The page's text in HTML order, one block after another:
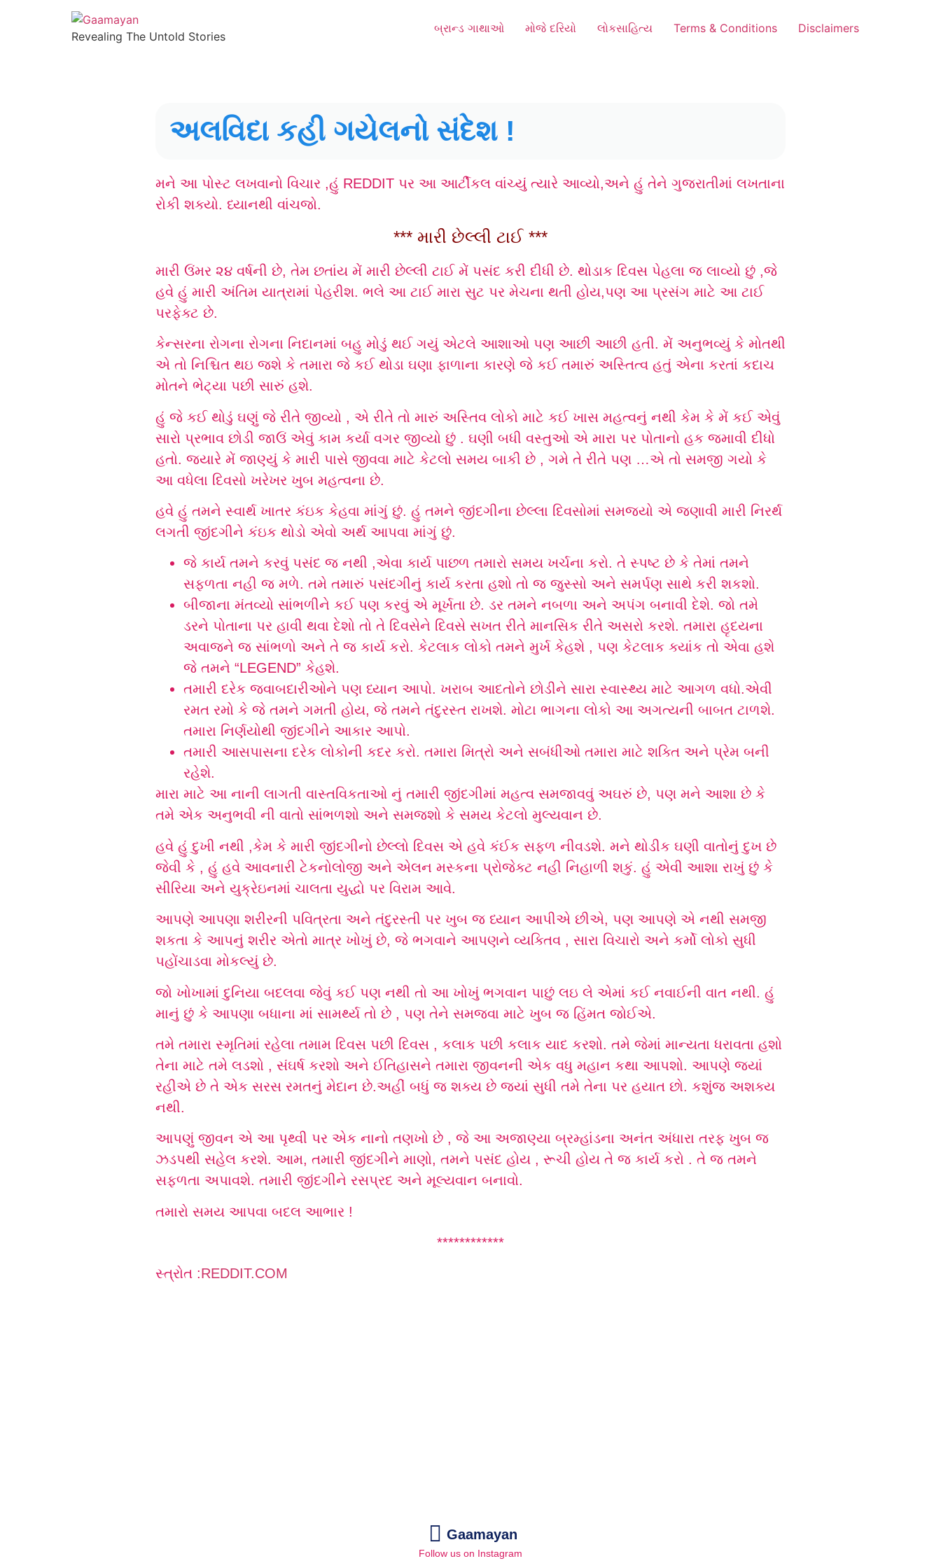
Revealing The Untold Stories
બ્રાન્ડ ગાથાઓ મોજે દરિયો લોકસાહિત્ય Terms & Conditions Disclaimers
અલવિદા કહી ગયેલનો સંદેશ !
મને આ પોસ્ટ લખવાનો વિચાર ,હું REDDIT પર આ આર્ટીકલ વાંચ્યું ત્યારે આવ્યો,અને હું તેને ગુજરાતીમાં લખતાના
રોકી શક્યો. ધ્યાનથી વાંચજો.
*** મારી છેલ્લી ટાઈ ***
મારી ઉંમર ૨૪ વર્ષની છે, તેમ છતાંય મેં મારી છેલ્લી ટાઈ મેં પસંદ કરી દીધી છે. થોડાક દિવસ પેહલા જ લાવ્યો છું ,જે
હવે હું મારી અંતિમ યાત્રામાં પેહરીશ. ભલે આ ટાઈ મારા સુટ પર મેચના થતી હોય,પણ આ પ્રસંગ માટે આ ટાઈ
પરફેક્ટ છે.
કેન્સરના રોગના રોગના નિદાનમાં બહુ મોડું થઈ ગયું એટલે આશાઓ પણ આછી આછી હતી. મેં અનુભવ્યું કે મોતથી
એ તો નિશ્ચિત થઇ જશે કે તમારા જે કઈ થોડા ઘણા ફાળાના કારણે જે કઈ તમારું અસ્તિત્વ હતું એના કરતાં કદાચ
મોતને ભેટ્યા પછી સારું હશે.
હું જે કઈ થોડું ઘણું જે રીતે જીવ્યો , એ રીતે તો મારું અસ્તિવ લોકો માટે કઈ ખાસ મહત્વનું નથી કેમ કે મેં કઈ એવું
સારો પ્રભાવ છોડી જાઉં એવું કામ કર્યા વગર જીવ્યો છું . ઘણી બધી વસ્તુઓ એ મારા પર પોતાનો હક જમાવી દીધો
હતો. જયારે મેં જાણ્યું કે મારી પાસે જીવવા માટે કેટલો સમય બાકી છે , ગમે તે રીતે પણ …એ તો સમજી ગયો કે
આ વધેલા દિવસો ખરેખર ખુબ મહત્વના છે.
હવે હું તમને સ્વાર્થ ખાતર કંઇક કેહવા માંગું છું. હું તમને જીંદગીના છેલ્લા દિવસોમાં સમજ્યો એ જણાવી મારી નિરર્થ
લગતી જીંદગીને કંઇક થોડો એવો અર્થ આપવા માંગું છું.
જે કાર્ય તમને કરવું પસંદ જ નથી ,એવા કાર્ય પાછળ તમારો સમય ખર્ચના કરો. તે સ્પષ્ટ છે કે તેમાં તમને
સફળતા નહી જ મળે. તમે તમારું પસંદગીનું કાર્ય કરતા હશો તો જ જુસ્સો અને સમર્પણ સાથે કરી શકશો.
બીજાના મંતવ્યો સાંભળીને કઈ પણ કરવું એ મૂર્ખતા છે. ડર તમને નબળા અને અપંગ બનાવી દેશે. જો તમે
ડરને પોતાના પર હાવી થવા દેશો તો તે દિવસેને દિવસે સખત રીતે માનસિક રીતે અસરો કરશે. તમારા હૃદયના
અવાજને જ સાંભળો અને તે જ કાર્ય કરો. કેટલાક લોકો તમને મુર્ખ કેહશે , પણ કેટલાક ક્યાંક તો એવા હશે
જે તમને “LEGEND” કેહશે.
તમારી દરેક જવાબદારીઓને પણ ધ્યાન આપો. ખરાબ આદતોને છોડીને સારા સ્વાસ્થ્ય માટે આગળ વધો.એવી
રમત રમો કે જે તમને ગમતી હોય, જે તમને તંદુરસ્ત રાખશે. મોટા ભાગના લોકો આ અગત્યની બાબત ટાળશે.
તમારા નિર્ણયોથી જીંદગીને આકાર આપો.
તમારી આસપાસના દરેક લોકોની કદર કરો. તમારા મિત્રો અને સબંધીઓ તમારા માટે શક્તિ અને પ્રેમ બની
રહેશે.
મારા માટે આ નાની લાગતી વાસ્તવિકતાઓ નું તમારી જીંદગીમાં મહત્વ સમજાવવું અઘરું છે, પણ મને આશા છે કે
તમે એક અનુભવી ની વાતો સાંભળશો અને સમજશો કે સમય કેટલો મુલ્યવાન છે.
હવે હું દુખી નથી ,કેમ કે મારી જીંદગીનો છેલ્લો દિવસ એ હવે કંઈક સફળ નીવડશે. મને થોડીક ઘણી વાતોનું દુખ છે
જેવી કે , હું હવે આવનારી ટેકનોલોજી અને એલન મસ્કના પ્રોજેક્ટ નહી નિહાળી શકું. હું એવી આશા રાખું છું કે
સીરિયા અને યુક્રેઇનમાં ચાલતા યુદ્ધો પર વિરામ આવે.
આપણે આપણા શરીરની પવિત્રતા અને તંદુરસ્તી પર ખુબ જ ધ્યાન આપીએ છીએ, પણ આપણે એ નથી સમજી
શકતા કે આપનું શરીર એતો માત્ર ખોખું છે, જે ભગવાને આપણને વ્યક્તિવ , સારા વિચારો અને કર્મો લોકો સુધી
પહોંચાડવા મોકલ્યું છે.
જો ખોખામાં દુનિયા બદલવા જેવું કઈ પણ નથી તો આ ખોખું ભગવાન પાછું લઇ લે એમાં કઈ નવાઈની વાત નથી. હું
માનું છું કે આપણા બધાના માં સામર્થ્ય તો છે , પણ તેને સમજવા માટે ખુબ જ હિંમત જોઈએ.
તમે તમારા સ્મૃતિમાં રહેલા તમામ દિવસ પછી દિવસ , કલાક પછી કલાક યાદ કરશો. તમે જેમાં માન્યતા ધરાવતા હશો
તેના માટે તમે લડશો , સંઘર્ષ કરશો અને ઈતિહાસને તમારા જીવનની એક વધુ મહાન કથા આપશો. આપણે જ્યાં
રહીએ છે તે એક સરસ રમતનું મેદાન છે.અહીં બધું જ શક્ય છે જ્યાં સુધી તમે તેના પર હયાત છો. કશુંજ અશક્ય
નથી.
આપણું જીવન એ આ પૃથ્વી પર એક નાનો તણખો છે , જે આ અજાણ્યા બ્રમ્હાંડના અનંત અંધારા તરફ ખુબ જ
ઝડપથી સહેલ કરશે. આમ, તમારી જીંદગીને માણો, તમને પસંદ હોય , રૂચી હોય તે જ કાર્ય કરો . તે જ તમને
સફળતા અપાવશે. તમારી જીંદગીને રસપ્રદ અને મૂલ્યવાન બનાવો.
તમારો સમય આપવા બદલ આભાર !
************
સ્ત્રોત :REDDIT.COM
Gaamayan
Follow us on Instagram